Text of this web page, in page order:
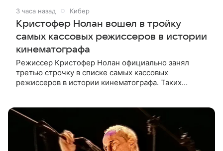
3 часа назад Кибер
Кристофер Нолан вошел в тройку
самых кассовых режиссеров в истории
кинематографа
Режиссер Кристофер Нолан официально занял
третью строчку в списке самых кассовых
режиссеров в истории кинематографа. Таких